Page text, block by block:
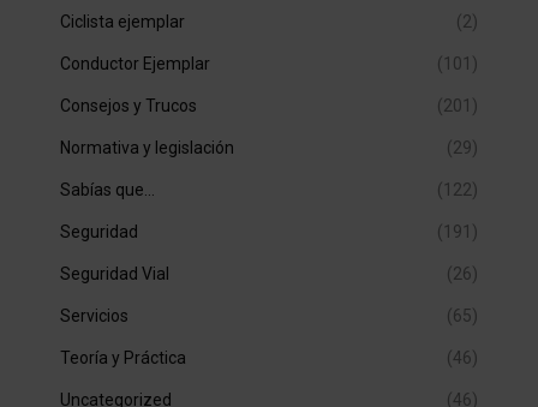
Ciclista ejemplar (2)
Conductor Ejemplar (101)
Consejos y Trucos (201)
Normativa y legislación (29)
Sabías que… (122)
Seguridad (191)
Seguridad Vial (26)
Servicios (65)
Teoría y Práctica (46)
Uncategorized (46)